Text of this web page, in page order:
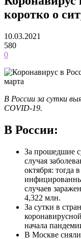
коротко о
10.03.2021
580
0
В России за сутки
COVID-19.
В России:
За прошедшие
случая
октября: тогда
случаев
4,322 млн.
За сутки в
начала
В Москве сняли